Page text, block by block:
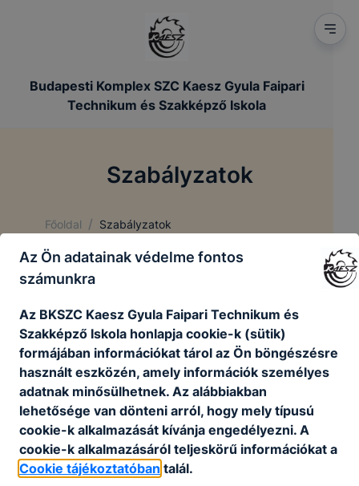
Budapesti Komplex SZC Kaesz Gyula Faipari
Technikum és Szakképző Iskola
Szabályzatok
Főoldal / Szabályzatok
Szabályzatok
Munkavédelmi szabályzat
Letöltés
Tűzvédelmi szabályzat
Letöltés
Az Ön adatainak védelme fontos
számunkra
Az BKSZC Kaesz Gyula Faipari Technikum és
Szakképző Iskola honlapja cookie-k (sütik)
formájában információkat tárol az Ön böngészésre
használt eszközén, amely információk személyes
adatnak minősülhetnek. Az alábbiakban
lehetősége van dönteni arról, hogy mely típusú
cookie-k alkalmazását kívánja engedélyezni. A
cookie-k alkalmazásáról teljeskörű információkat a
Cookie tájékoztatóban talál.